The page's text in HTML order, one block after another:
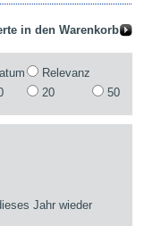
Relevanz
20 50
Jahr wieder